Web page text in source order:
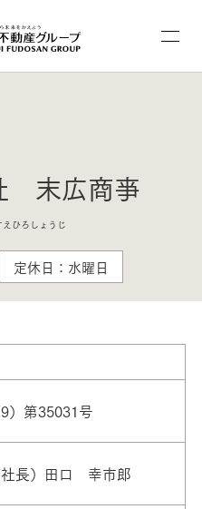
末広商亊
ひろしょうじ
定休日：水曜日
）第35031号
社長）田口 幸市郎